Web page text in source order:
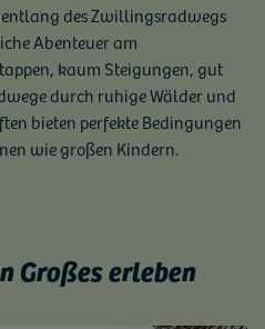
des Zwillingsradwegs
Abenteuer am
kaum Steigungen, gut
durch ruhige Wälder und
bieten perfekte Bedingungen
wie großen Kindern.
Großes erleben